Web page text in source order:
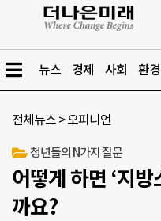
뉴스 경제 사회 환경
전체뉴스 >오피니언
청년들의 N가지 질문
어떻게 하면 ‘지
까요?